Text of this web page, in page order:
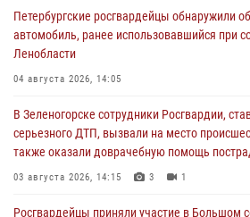
Петербургские росгвардейцы обнаружили
автомобиль, ранее использовавшийся при
Ленобласти
04 августа 2026, 14:05
В Зеленогорске сотрудники Росгвардии,
серьезного ДТП, вызвали на место
также оказали доврачебную помощь
03 августа 2026, 14:15 3 1
Росгвардейцы приняли участие в Большом